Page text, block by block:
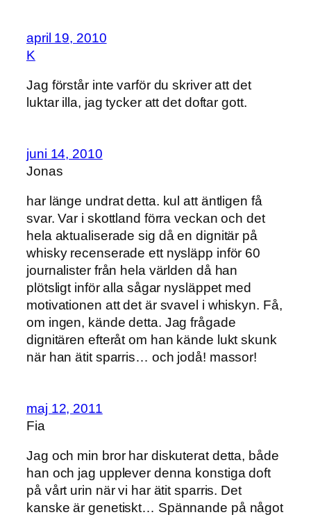
april 19, 2010
K
Jag förstår inte varför du skriver att det
luktar illa, jag tycker att det doftar gott.
juni 14, 2010
Jonas
har länge undrat detta. kul att äntligen få
svar. Var i skottland förra veckan och det
hela aktualiserade sig då en dignitär på
whisky recenserade ett nysläpp inför 60
journalister från hela världen då han
plötsligt inför alla sågar nysläppet med
motivationen att det är svavel i whiskyn. Få,
om ingen, kände detta. Jag frågade
dignitären efteråt om han kände lukt skunk
när han ätit sparris… och jodå! massor!
maj 12, 2011
Fia
Jag och min bror har diskuterat detta, både
han och jag upplever denna konstiga doft
på vårt urin när vi har ätit sparris. Det
kanske är genetiskt… Spännande på något